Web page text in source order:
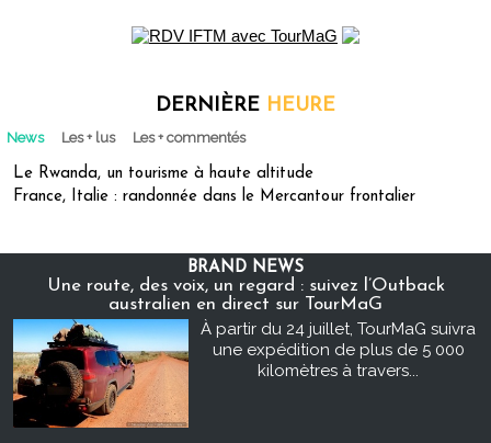
DERNIÈRE HEURE
News Les + lus Les + commentés
Le Rwanda, un tourisme à haute altitude
France, Italie : randonnée dans le Mercantour frontalier
BRAND NEWS
Une route, des voix, un regard : suivez l’Outback
australien en direct sur TourMaG
À partir du 24 juillet, TourMaG suivra
une expédition de plus de 5 000
kilomètres à travers...